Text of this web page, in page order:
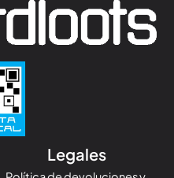
Legales